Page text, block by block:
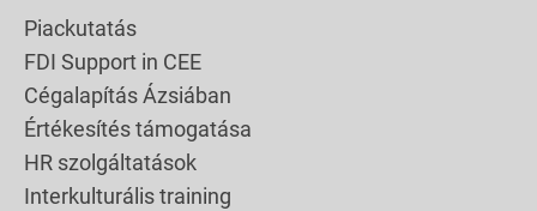
kifejezésére,
státuszszimbólumként,
díszítőelemként, sőt
fegyverként is lényeges
része a […]
Piackutatás
FDI Support in CEE
Cégalapítás Ázsiában
Értékesítés támogatása
HR szolgáltatások
Interkulturális training